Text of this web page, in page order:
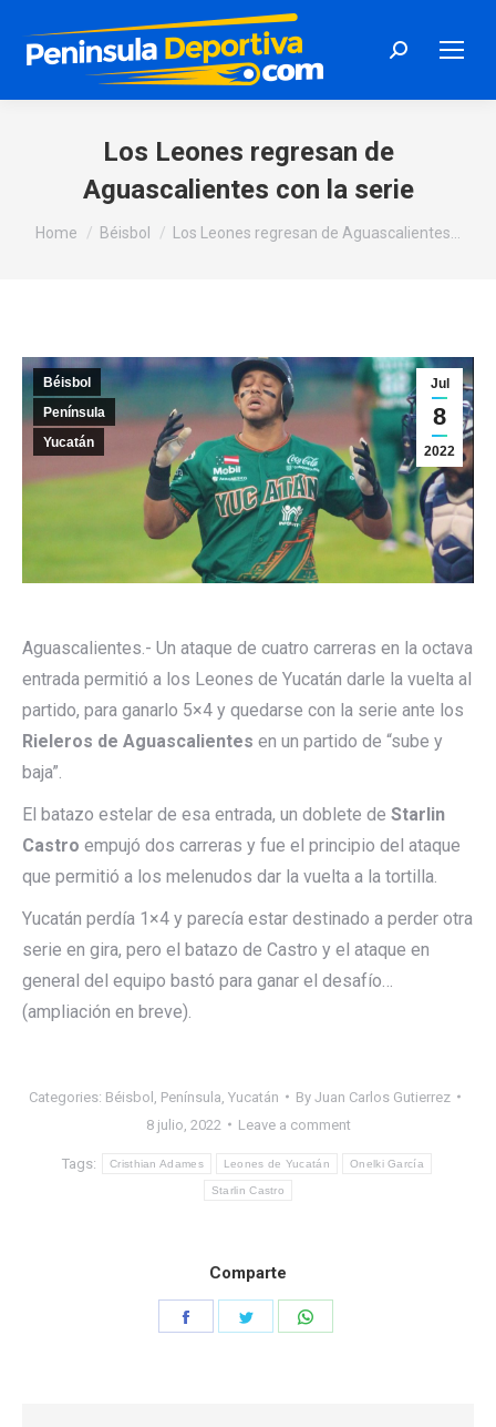
Search:
Los Leones regresan de
Aguascalientes con la serie
You are here:
Home Béisbol Los Leones regresan de Aguascalientes…
Jul
8
2022
Béisbol
Península
Yucatán
Aguascalientes.- Un ataque de cuatro carreras en la octava
entrada permitió a los Leones de Yucatán darle la vuelta al
partido, para ganarlo 5×4 y quedarse con la serie ante los
Rieleros de Aguascalientes en un partido de “sube y
baja”.
El batazo estelar de esa entrada, un doblete de Starlin
Castro empujó dos carreras y fue el principio del ataque
que permitió a los melenudos dar la vuelta a la tortilla.
Yucatán perdía 1×4 y parecía estar destinado a perder otra
serie en gira, pero el batazo de Castro y el ataque en
general del equipo bastó para ganar el desafío…
(ampliación en breve).
Categories: Béisbol Península Yucatán By Juan Carlos Gutierrez
8 julio, 2022
Leave a comment
Tags: Cristhian Adames Leones de Yucatán Onelki García
Starlin Castro
Comparte
Share